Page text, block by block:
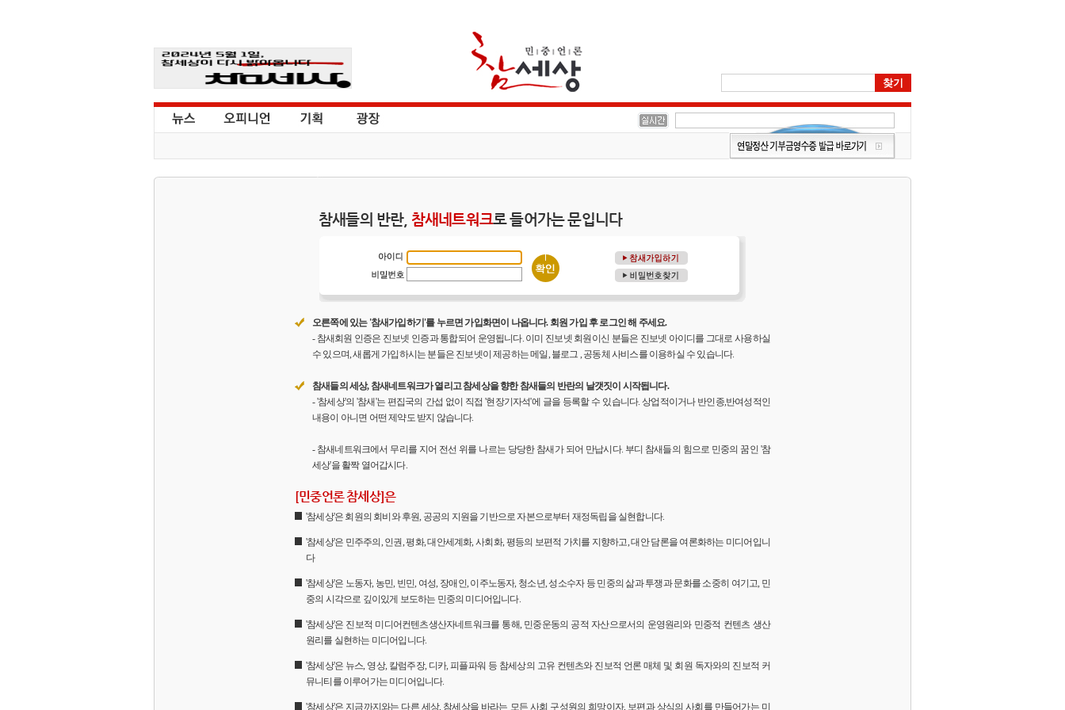
참새들의 반란, 참새네트워크로 들어가는 문입니다
오른쪽에 있는 '참새가입하기'를 누르면 가입화면이 나옵니다. 회원 가입 후 로그인 해 주세요.
- 참새회원 인증은 진보넷 인증과 통합되어 운영됩니다. 이미 진보넷 회원이신 분들은 진보넷 아이디를 그대로 사용하실
수 있으며, 새롭게 가입하시는 분들은 진보넷이 제공하는 메일, 블로그 , 공동체 사비스를 이용하실 수 있습니다.
참새들의 세상, 참새네트워크가 열리고 참세상을 향한 참새들의 반란의 날갯짓이 시작됩니다.
- '참세상'의 '참새'는 편집국의 간섭 없이 직접 '현장기자석'에 글을 등록할 수 있습니다. 상업적이거나 반인종,반여성적인
내용이 아니면 어떤 제약도 받지 않습니다.
- 참새네트워크에서 무리를 지어 전선 위를 나르는 당당한 참새가 되어 만납시다. 부디 참새들의 힘으로 민중의 꿈인 '참
세상'을 활짝 열어갑시다.
[민중언론 참세상]은
'참세상'은 회원의 회비와 후원, 공공의 지원을 기반으로 자본으로부터 재정독립을 실현합니다.
'참세상'은 민주주의, 인권, 평화, 대안세계화, 사회화, 평등의 보편적 가치를 지향하고, 대안 담론을 여론화하는 미디어입니
다
'참세상'은 노동자, 농민, 빈민, 여성, 장애인, 이주노동자, 청소년, 성소수자 등 민중의 삶과 투쟁과 문화를 소중히 여기고, 민
중의 시각으로 깊이있게 보도하는 민중의 미디어입니다.
'참세상'은 진보적 미디어컨텐츠생산자네트워크를 통해, 민중운동의 공적 자산으로서의 운영원리와 민중적 컨텐츠 생산
원리를 실현하는 미디어입니다.
'참세상'은 뉴스, 영상, 칼럼주장, 디카, 피플파워 등 참세상의 고유 컨텐츠와 진보적 언론 매체 및 회원 독자와의 진보적 커
뮤니티를 이루어가는 미디어입니다.
'참세상'은 지금까지와는 다른 세상, 참세상을 바라는 모든 사회 구성원의 희망이자, 보편과 상식의 사회를 만들어가는 미